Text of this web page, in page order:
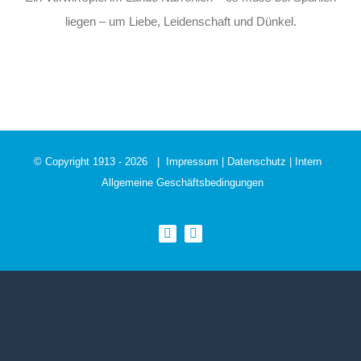
liegen – um Liebe, Leidenschaft und Dünkel.
© Copyright 1913 - 2026 | Impressum | Datenschutz | Intern
Allgemeine Geschäftsbedingungen
FacebookInstagram